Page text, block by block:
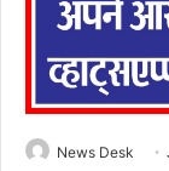
News Desk